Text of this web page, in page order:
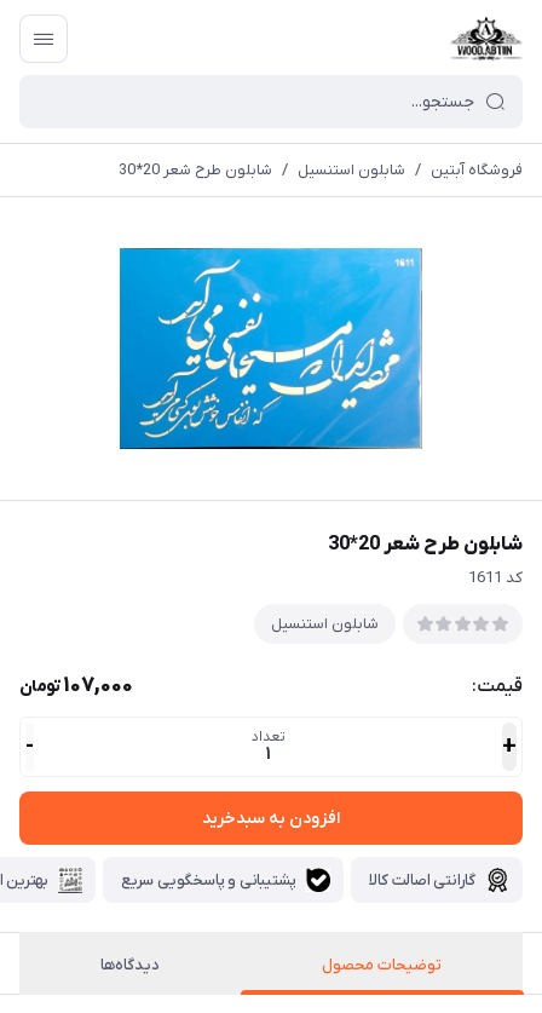
فروشگاه آبتین / شابلون استنسیل / شابلون طرح شعر 20*30
شابلون طرح شعر 20*30
كد 1611
شابلون استنسیل
قیمت: 107,000تومان
+ تعداد
1
-
افزودن به سبدخرید
گارانتی اصالت کالا پشتیبانی و پاسخگویی سریع بهترین
توضیحات محصول دیدگاه‌ها